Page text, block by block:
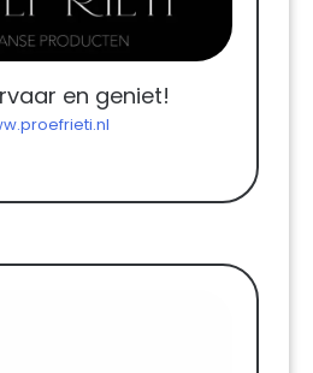
en geniet!